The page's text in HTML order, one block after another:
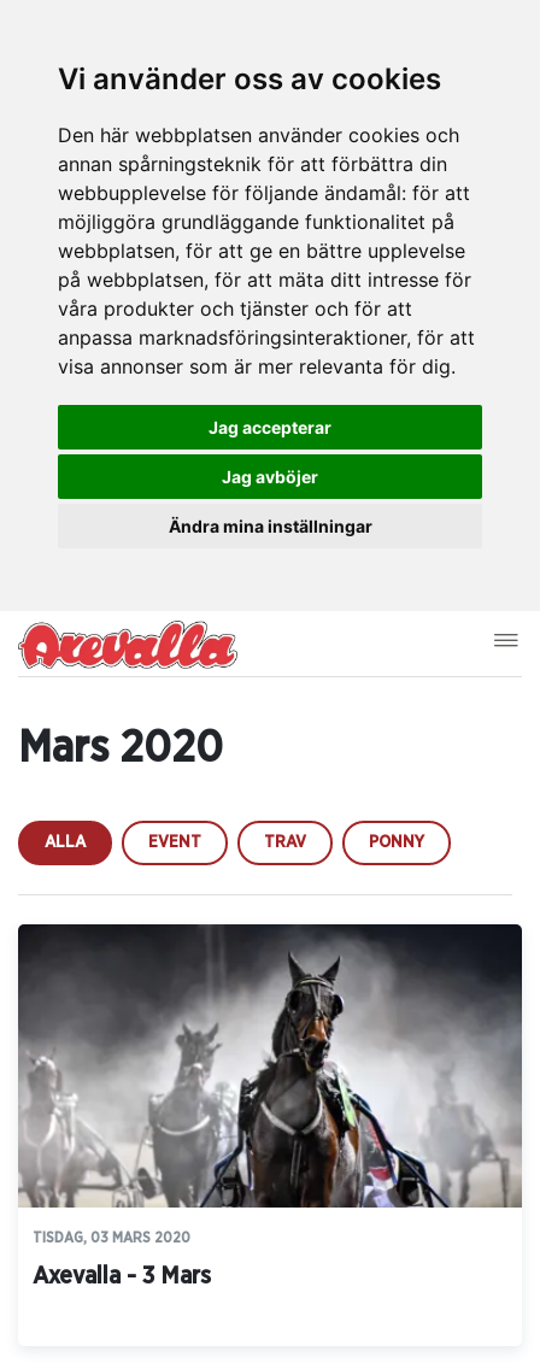
Vi använder oss av cookies
Den här webbplatsen använder cookies och
annan spårningsteknik för att förbättra din
webbupplevelse för följande ändamål: för att
möjliggöra grundläggande funktionalitet på
webbplatsen, för att ge en bättre upplevelse
på webbplatsen, för att mäta ditt intresse för
våra produkter och tjänster och för att
anpassa marknadsföringsinteraktioner, för att
visa annonser som är mer relevanta för dig.
Jag accepterar
Jag avböjer
Ändra mina inställningar
Mars 2020
ALLA EVENT TRAV PONNY
TISDAG, 03 MARS 2020
Axevalla - 3 Mars